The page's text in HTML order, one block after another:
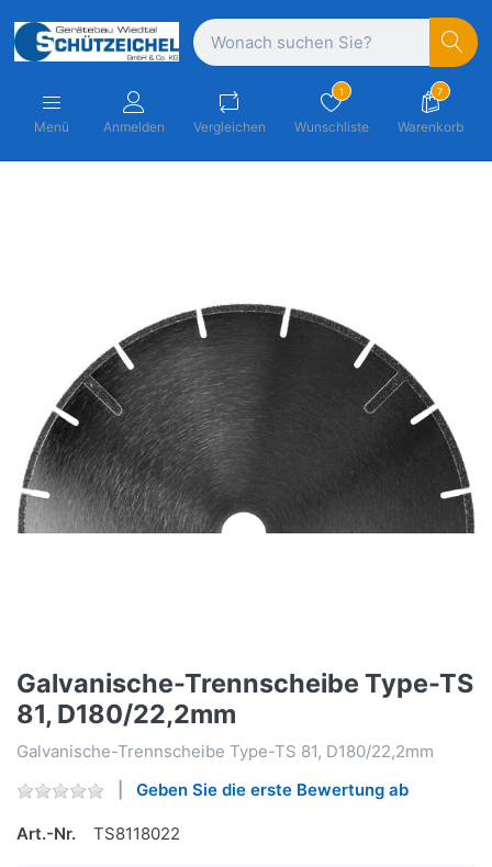
Menü Anmelden Vergleichen
1
Wunschliste
7
Warenkorb
Galvanische-Trennscheibe Type-TS
81, D180/22,2mm
Galvanische-Trennscheibe Type-TS 81, D180/22,2mm
Geben Sie die erste Bewertung ab
Art.-Nr. TS8118022